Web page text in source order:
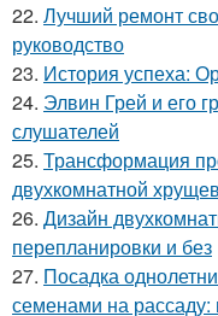
22. Лучший ремонт
руководство
23. История успеха:
24. Элвин Грей и его
слушателей
25. Трансформация
двухкомнатной
26. Дизайн
перепланировки и без
27. Посадка
семенами на